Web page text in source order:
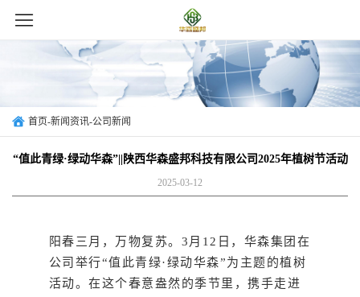
首页-新闻资讯-公司新闻
“值此青绿·绿动华森”||陕西华森盛邦科技有限公司2025年植树节活动
2025-03-12
阳春三月，万物复苏。3月12日，华森集团在
公司举行“值此青绿·绿动华森”为主题的植树
活动。在这个春意盎然的季节里，携手走进